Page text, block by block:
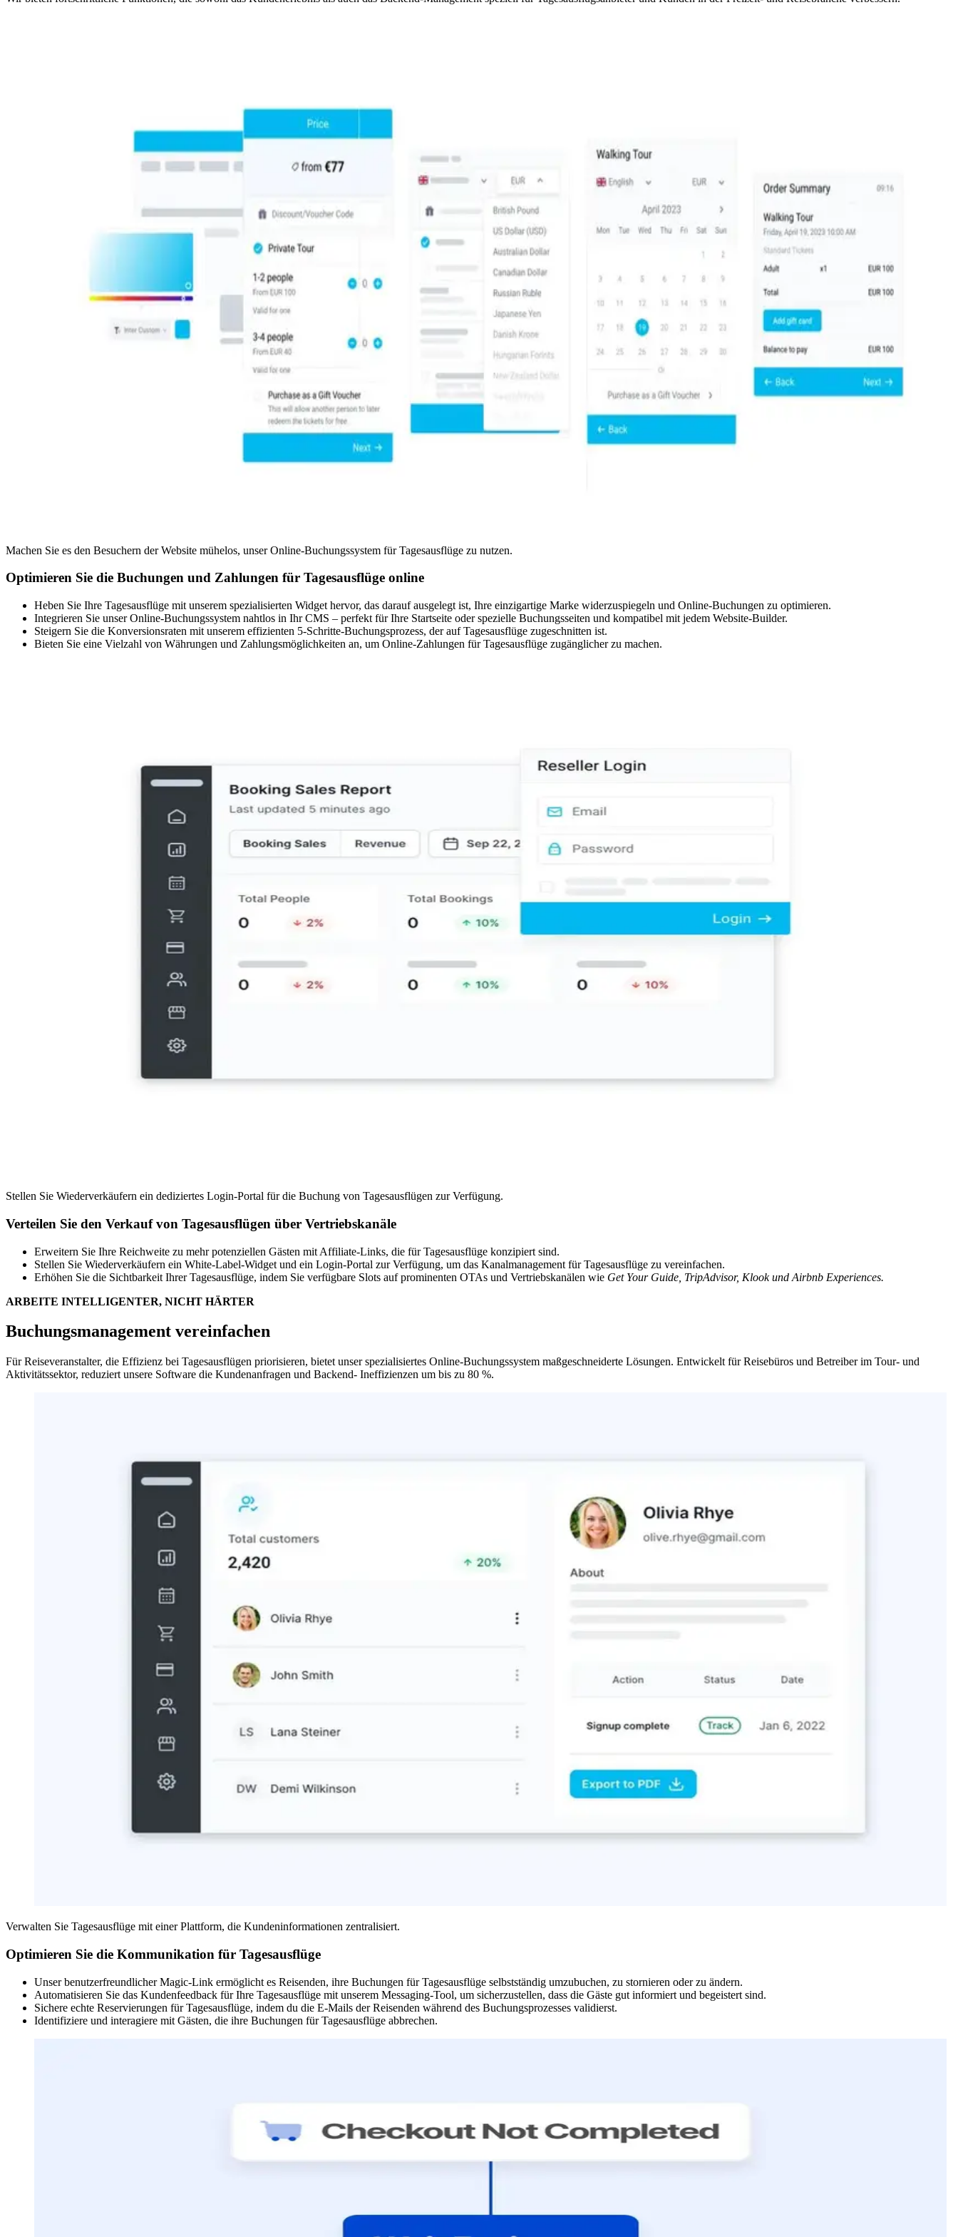
Machen Sie es den Besuchern der Website mühelos, unser Online-Buchungssystem für Tagesausflüge zu nutzen.
Optimieren Sie die Buchungen und Zahlungen für Tagesausflüge online
Heben Sie Ihre Tagesausflüge mit unserem spezialisierten Widget hervor, das darauf ausgelegt ist, Ihre einzigartige Marke widerzuspiegeln und Online-Buchungen zu optimieren.
Integrieren Sie unser Online-Buchungssystem nahtlos in Ihr CMS – perfekt für Ihre Startseite oder spezielle Buchungsseiten und kompatibel mit jedem Website-Builder.
Steigern Sie die Konversionsraten mit unserem effizienten 5-Schritte-Buchungsprozess, der auf Tagesausflüge zugeschnitten ist.
Bieten Sie eine Vielzahl von Währungen und Zahlungsmöglichkeiten an, um Online-Zahlungen für Tagesausflüge zugänglicher zu machen.
Stellen Sie Wiederverkäufern ein dediziertes Login-Portal für die Buchung von Tagesausflügen zur Verfügung.
Verteilen Sie den Verkauf von Tagesausflügen über Vertriebskanäle
Erweitern Sie Ihre Reichweite zu mehr potenziellen Gästen mit Affiliate-Links, die für Tagesausflüge konzipiert sind.
Stellen Sie Wiederverkäufern ein White-Label-Widget und ein Login-Portal zur Verfügung, um das Kanalmanagement für Tagesausflüge zu vereinfachen.
Erhöhen Sie die Sichtbarkeit Ihrer Tagesausflüge, indem Sie verfügbare Slots auf prominenten OTAs und Vertriebskanälen wie Get Your Guide, TripAdvisor, Klook und Airbnb Experiences.
ARBEITE INTELLIGENTER, NICHT HÄRTER
Buchungsmanagement vereinfachen
Für Reiseveranstalter, die Effizienz bei Tagesausflügen priorisieren, bietet unser spezialisiertes Online-Buchungssystem maßgeschneiderte Lösungen. Entwickelt für Reisebüros und Betreiber im Tour- und
Aktivitätssektor, reduziert unsere Software die Kundenanfragen und Backend- Ineffizienzen um bis zu 80 %.
Verwalten Sie Tagesausflüge mit einer Plattform, die Kundeninformationen zentralisiert.
Optimieren Sie die Kommunikation für Tagesausflüge
Unser benutzerfreundlicher Magic-Link ermöglicht es Reisenden, ihre Buchungen für Tagesausflüge selbstständig umzubuchen, zu stornieren oder zu ändern.
Automatisieren Sie das Kundenfeedback für Ihre Tagesausflüge mit unserem Messaging-Tool, um sicherzustellen, dass die Gäste gut informiert und begeistert sind.
Sichere echte Reservierungen für Tagesausflüge, indem du die E-Mails der Reisenden während des Buchungsprozesses validierst.
Identifiziere und interagiere mit Gästen, die ihre Buchungen für Tagesausflüge abbrechen.